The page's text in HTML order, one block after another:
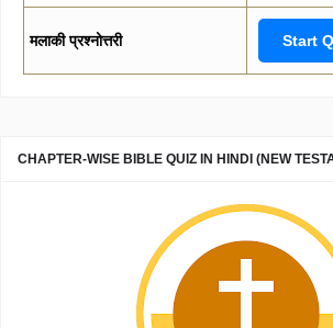
मलाकी प्रश्नोत्तरी Start
CHAPTER-WISE BIBLE QUIZ IN HINDI (NEW